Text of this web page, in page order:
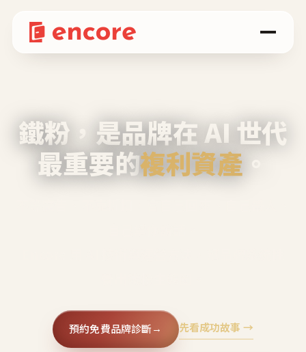
鐵粉，是品牌在 AI 世代
最重要的複利資產 。
預約免費品牌診斷→ 先看成功故事 →